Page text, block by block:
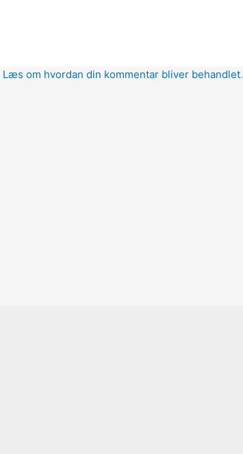
Læs om hvordan din kommentar bliver behandlet.